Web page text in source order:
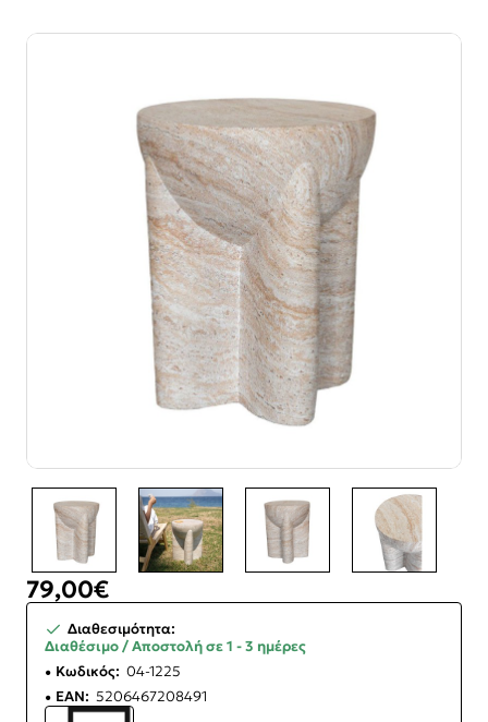
Bestseller
79,00€
Διαθεσιμότητα:
Διαθέσιμο / Αποστολή σε 1 - 3 ημέρες
Κωδικός: 04-1225
EAN: 5206467208491